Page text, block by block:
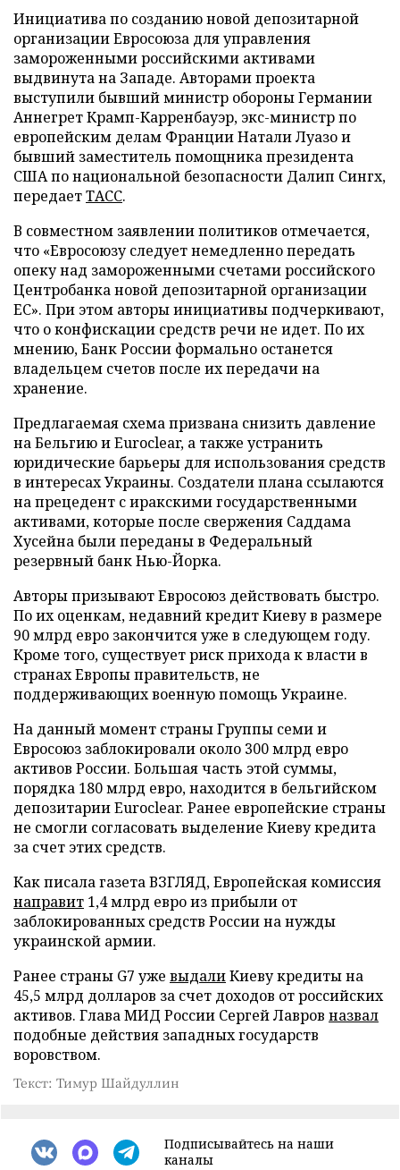
Инициатива по созданию новой депозитарной
организации Евросоюза для управления
замороженными российскими активами
выдвинута на Западе. Авторами проекта
выступили бывший министр обороны Германии
Аннегрет Крамп-Карренбауэр, экс-министр по
европейским делам Франции Натали Луазо и
бывший заместитель помощника президента
США по национальной безопасности Далип Сингх,
передаетТАСС.
В совместном заявлении политиков отмечается,
что «Евросоюзу следует немедленно передать
опеку над замороженными счетами российского
Центробанка новой депозитарной организации
ЕС». При этом авторы инициативы подчеркивают,
что о конфискации средств речи не идет. По их
мнению, Банк России формально останется
владельцем счетов после их передачи на
хранение.
Предлагаемая схема призвана снизить давление
на Бельгию и Euroclear, а также устранить
юридические барьеры для использования средств
в интересах Украины. Создатели плана ссылаются
на прецедент с иракскими государственными
активами, которые после свержения Саддама
Хусейна были переданы в Федеральный
резервный банк Нью-Йорка.
Авторы призывают Евросоюз действовать быстро.
По их оценкам, недавний кредит Киеву в размере
90 млрд евро закончится уже в следующем году.
Кроме того, существует риск прихода к власти в
странах Европы правительств, не
поддерживающих военную помощь Украине.
На данный момент страны Группы семи и
Евросоюз заблокировали около 300 млрд евро
активов России. Большая часть этой суммы,
порядка 180 млрд евро, находится в бельгийском
депозитарии Euroclear. Ранее европейские страны
не смогли согласовать выделение Киеву кредита
за счет этих средств.
Как писала газета ВЗГЛЯД, Европейская комиссия
направит 1,4 млрд евро из прибыли от
заблокированных средств России на нужды
украинской армии.
Ранее страны G7 уже выдалиКиеву кредиты на
45,5 млрд долларов за счет доходов от российских
активов. Глава МИД России Сергей Лавров назвал
подобные действия западных государств
воровством.
Текст: Тимур Шайдуллин
Подписывайтесь на наши
каналы